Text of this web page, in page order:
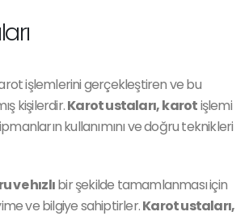
işlemlerini gerçekleştiren ve bu
kişilerdir.Karot ustaları,karotişlemi
kullanımını ve doğru teknikleri
ve hızlıbir şekilde tamamlanması için
ve bilgiye sahiptirler.Karot ustaları,